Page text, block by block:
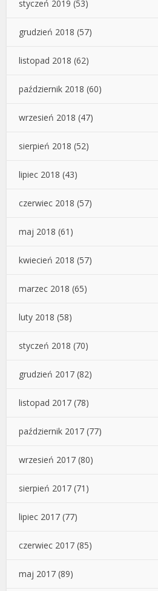
styczeń 2019 (53)
grudzień 2018 (57)
listopad 2018 (62)
październik 2018 (60)
wrzesień 2018 (47)
sierpień 2018 (52)
lipiec 2018 (43)
czerwiec 2018 (57)
maj 2018 (61)
kwiecień 2018 (57)
marzec 2018 (65)
luty 2018 (58)
styczeń 2018 (70)
grudzień 2017 (82)
listopad 2017 (78)
październik 2017 (77)
wrzesień 2017 (80)
sierpień 2017 (71)
lipiec 2017 (77)
czerwiec 2017 (85)
maj 2017 (89)